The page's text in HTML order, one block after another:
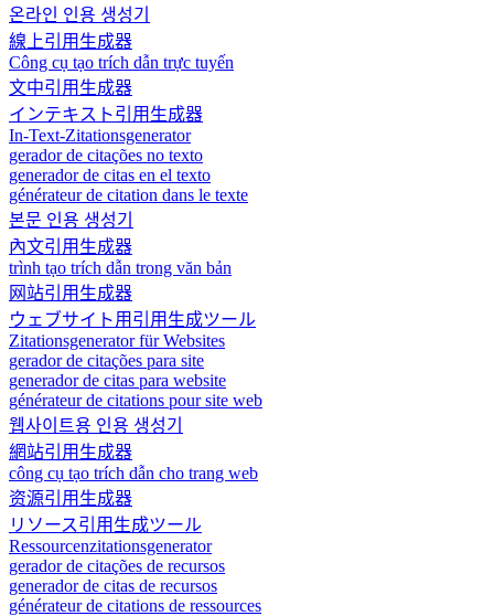
온라인 인용 생성기
線上引用生成器
Công cụ tạo trích dẫn trực tuyến
文中引用生成器
インテキスト引用生成器
In-Text-Zitationsgenerator
gerador de citações no texto
generador de citas en el texto
générateur de citation dans le texte
본문 인용 생성기
內文引用生成器
trình tạo trích dẫn trong văn bản
网站引用生成器
ウェブサイト用引用生成ツール
Zitationsgenerator für Websites
gerador de citações para site
generador de citas para website
générateur de citations pour site web
웹사이트용 인용 생성기
網站引用生成器
công cụ tạo trích dẫn cho trang web
资源引用生成器
リソース引用生成ツール
Ressourcenzitationsgenerator
gerador de citações de recursos
generador de citas de recursos
générateur de citations de ressources